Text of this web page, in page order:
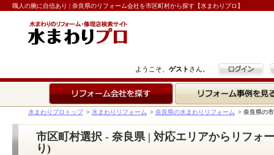
職人の腕に自信あり | 奈良県のリフォーム会社を市区町村から探す【水まわりプロ】
ようこそ、 ゲスト さん。 ログイン
リフォーム事例を見る
水まわりプロトップ > 水まわりリフォーム > 奈良県の水まわりリフォーム > 奈良県の
市区町村選択 - 奈良県 | 対応エリアからリフォ
り)